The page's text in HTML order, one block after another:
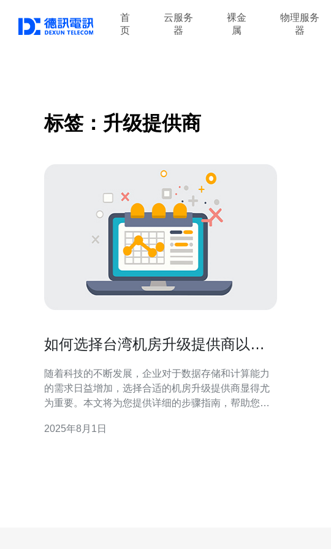
首
页
云服务
器
裸金
属
物理服务
器
标签：升级提供商
如何选择台湾机房升级提供商以优
随着科技的不断发展，企业对于数据存储和计算能力
的需求日益增加，选择合适的机房升级提供商显得尤
为重要。本文将为您提供详细的步骤指南，帮助您在
1. 确定需求 在选择机房升级提供商之前，首先要明确
2025年8月1日